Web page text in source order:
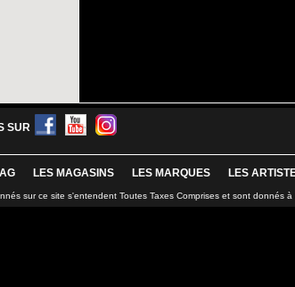
SUR
LES MAGASINS LES MARQUES LES
sur ce site s'entendent Toutes Taxes Comprises et sont donnés